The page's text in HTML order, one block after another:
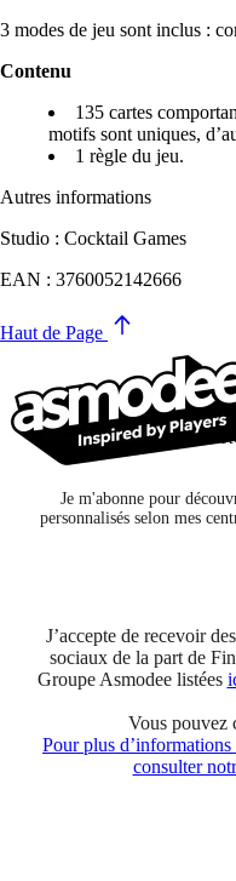
3 modes de jeu sont inclus :
Contenu
135 cartes
motifs sont uniques,
1 règle du jeu.
Autres informations
Studio : Cocktail Games
EAN : 3760052142666
Haut de Page
Je m'abonne pour
personnalisés selon mes
J’accepte de recevoir
sociaux de la part de
Groupe Asmodee listées
Vous pouvez
Pour plus
consulter